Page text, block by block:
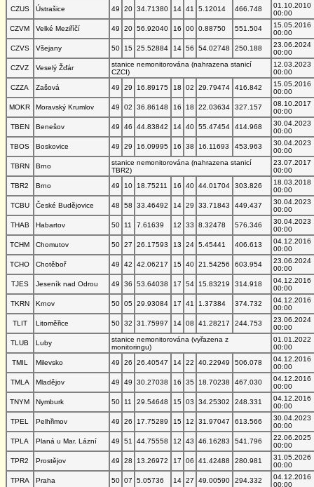
CZUS
Ústrašice 49 20 34.71380 14 41 5.12014 466.748
01.10.2010
00:00
CZVM
Velké Meziříčí 49 20 56.92040 16 00 0.88750 551.504
15.05.2016
00:00
CZVS
Všejany 50 15 25.52884 14 56 54.02748 250.188
23.06.2024
00:00
CZVZ
Veselý Žďár
stanice nemonitorována (nahrazena stanicí
CZCI)
12.03.2023
00:00
CZZA
Zašová 49 29 16.89175 18 02 29.79474 416.842
15.05.2016
00:00
MOKR
Moravský Krumlov 49 02 36.86148 16 18 22.03634 327.157
08.10.2017
00:00
TBEN
Benešov 49 46 44.83842 14 40 55.47454 414.968
30.04.2023
00:00
TBOS
Boskovice 49 29 16.09995 16 38 16.11693 453.963
30.04.2023
00:00
TBRN
Brno
stanice nemonitorována (nahrazena stanicí
TBR2)
23.07.2017
00:00
TBR2
Brno 49 10 18.75211 16 40 44.01704 303.826
18.03.2018
00:00
TCBU
České Budějovice 48 58 33.46492 14 29 33.71843 449.437
30.04.2023
00:00
THAB
Habartov 50 11 7.61639 12 33 8.32478 576.346
30.04.2023
00:00
TCHM
Chomutov 50 27 26.17593 13 24 5.45441 406.613
04.12.2016
00:00
TCHO
Chotěboř 49 42 42.06217 15 40 21.54256 603.954
23.06.2024
00:00
TJES
Jeseník nad Odrou 49 36 53.64038 17 54 15.83219 314.918
04.12.2016
00:00
TKRN
Krnov 50 05 29.93084 17 41 1.37384 374.732
04.12.2016
00:00
TLIT
Litoměřice 50 32 31.75997 14 08 41.28217 244.753
23.06.2024
00:00
TLUB
Luby
stanice nemonitorována (vyřazena z
monitoringu)
01.01.2022
00:00
TMIL
Milevsko 49 26 26.40547 14 22 40.22949 506.078
04.12.2016
00:00
TMLA
Mladějov 49 49 30.27038 16 35 18.70238 467.030
04.12.2016
00:00
TNYM
Nymburk 50 11 29.54648 15 03 34.25302 248.331
04.12.2016
00:00
TPEL
Pelhřimov 49 26 17.75289 15 12 31.97047 613.566
30.04.2023
00:00
TPLA
Planá u Mar. Lázní 49 51 44.75558 12 43 46.16283 541.796
22.06.2025
00:00
TPR2
Prostějov 49 28 13.26972 17 06 41.42488 280.981
31.05.2026
00:00
TPRA
Praha 50 07 5.05736 14 27 49.00590 294.332
04.12.2016
00:00